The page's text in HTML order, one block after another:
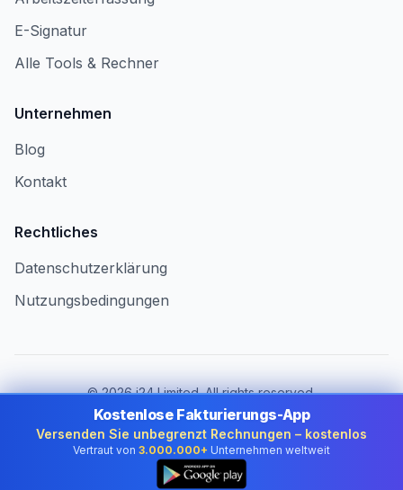
E-Signatur
Alle Tools & Rechner
Unternehmen
Blog
Kontakt
Rechtliches
Datenschutzerklärung
Nutzungsbedingungen
©2026i24 Limited. All rights reserved.
Für Unternehmen in Switzerland
Land wechseln:
Switzerland
Kostenlose Fakturierungs-App
Versenden Sie unbegrenzt Rechnungen – kostenlos
Vertraut von 3.000.000+ Unternehmen weltweit